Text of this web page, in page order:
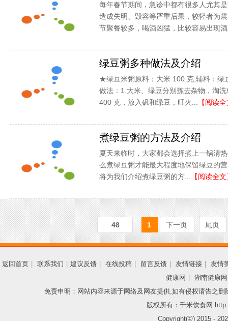
每年春节期间，急诊中都有很多人尤其
造成失明、毁容等严重后果，较轻者为
节聚餐较多，喝酒凶猛，比较容易出现
绿豆粥多种做法及介绍
★绿豆米粥原料：大米 100 克;辅料：绿
做法：1.大米、绿豆分别拣去杂物，淘
400 克，放入矾和绿豆，旺火...
【阅读
煮绿豆粥的方法及介绍
夏天来临时，大家都会选择煮上一锅清
么煮绿豆粥才能最大程度地保留绿豆的
将为我们介绍煮绿豆粥的方...
【阅读全
48 1 下一页 尾页
返回首页 联系我们 建议反馈 在线投稿 留言反馈 友情链接
友情
健康网
湖南健康网
免责申明：网站内容来源于网络及网友提供,如有侵权请告之
版权所有：千米饮食网
Copyright(©) 2015 -